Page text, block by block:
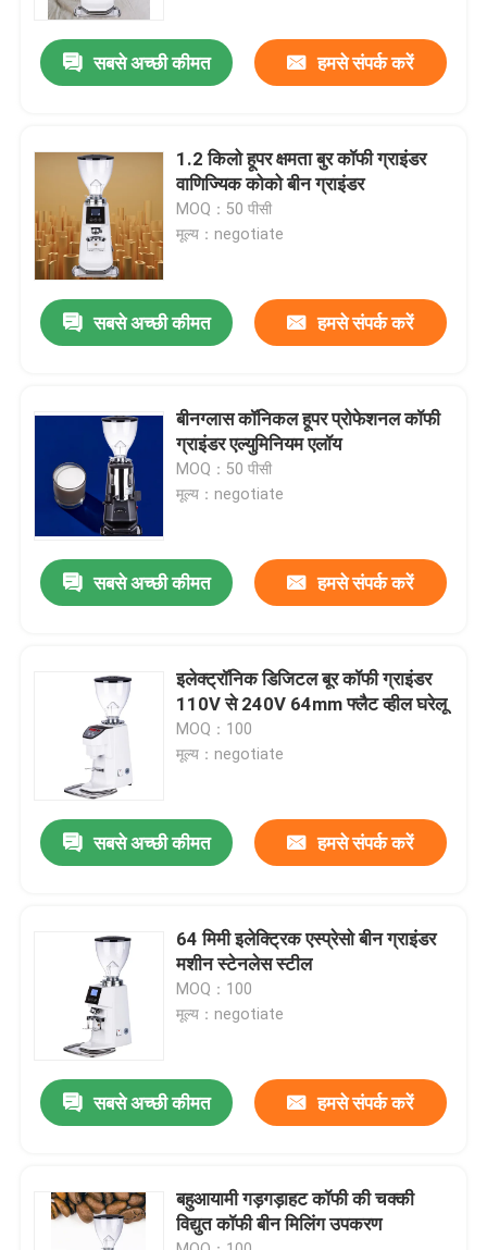
वीआर दिखाएँ
हमारे बारे में
गुणवत्ता नियंत्रण
संपर्क करें
मामलों
गड़गड़ाहट कॉफी की चक्की
सबसे अच्छी कीमत हमसे संपर्क करें
1.2 किलो हूपर क्षमता बुर कॉफी ग्राइंडर
वाणिज्यिक कोको बीन ग्राइंडर
MOQ：50 पीसी
मूल्य：negotiate
सबसे अच्छी कीमत हमसे संपर्क करें
बीनग्लास कॉनिकल हूपर प्रोफेशनल कॉफी
ग्राइंडर एल्युमिनियम एलॉय
MOQ：50 पीसी
मूल्य：negotiate
सबसे अच्छी कीमत हमसे संपर्क करें
इलेक्ट्रॉनिक डिजिटल बूर कॉफी ग्राइंडर
110V से 240V 64mm फ्लैट व्हील घरेलू
MOQ：100
मूल्य：negotiate
सबसे अच्छी कीमत हमसे संपर्क करें
64 मिमी इलेक्ट्रिक एस्प्रेसो बीन ग्राइंडर
मशीन स्टेनलेस स्टील
MOQ：100
मूल्य：negotiate
सबसे अच्छी कीमत हमसे संपर्क करें
बहुआयामी गड़गड़ाहट कॉफी की चक्की
विद्युत कॉफी बीन मिलिंग उपकरण